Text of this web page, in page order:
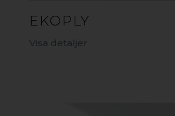
EKOPLY
Visa detaljer